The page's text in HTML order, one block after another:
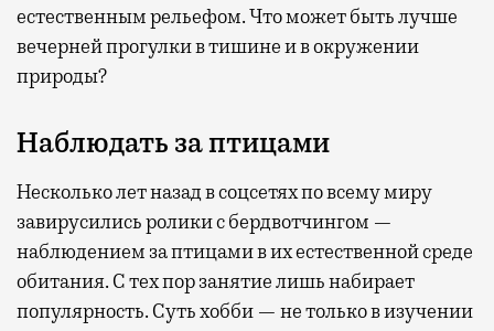
естественным рельефом. Что может быть лучше
вечерней прогулки в тишине и в окружении
природы?
Наблюдать за птицами
Несколько лет назад в соцсетях по всему миру
завирусились ролики с бердвотчингом —
наблюдением за птицами в их естественной среде
обитания. С тех пор занятие лишь набирает
популярность. Суть хобби — не только в изучении